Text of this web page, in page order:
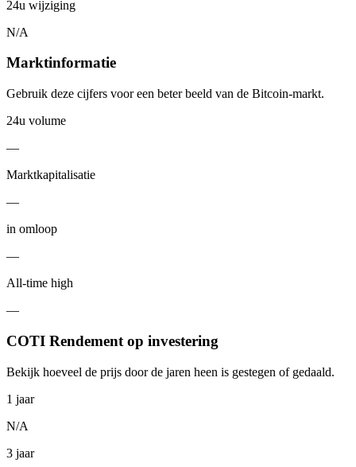
24u wijziging
N/A
Marktinformatie
Gebruik deze cijfers voor een beter beeld van de Bitcoin-markt.
24u volume
—
Marktkapitalisatie
—
in omloop
—
All-time high
—
COTI Rendement op investering
Bekijk hoeveel de prijs door de jaren heen is gestegen of gedaald.
1 jaar
N/A
3 jaar